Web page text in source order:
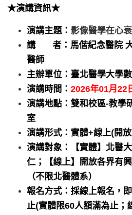
★演講資訊★
演講主題： 影像醫學在心
講 者：馬偕紀念醫院 大
醫師
主辦單位：臺北醫學大學
演講時間： 2026年01月22
演講地點：雙和校區-教學
室
演講形式：實體+線上(開
演講對象：【實體】北醫
仁；【線上】
開放各界有
（不限北醫體系）
報名方式：採線上報名，
止(實體限60人額滿為止；